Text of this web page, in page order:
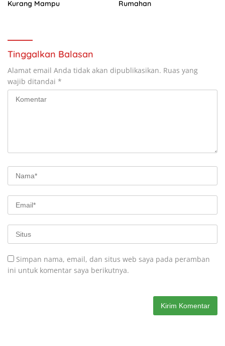
Kurang Mampu
Rumahan
Tinggalkan Balasan
Alamat email Anda tidak akan dipublikasikan. Ruas yang
wajib ditandai *
Simpan nama, email, dan situs web saya pada peramban
ini untuk komentar saya berikutnya.